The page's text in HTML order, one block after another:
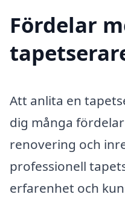
Fördelar
Att anlita en
dig många
renovering och
professionell
erfarenhet och